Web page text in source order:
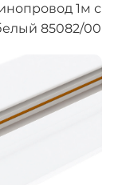
1м с
85082/00